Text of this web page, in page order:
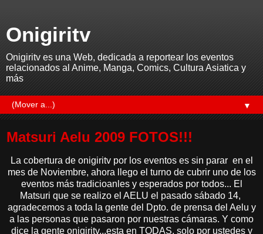
Onigiritv
Onigiritv es una Web, dedicada a reportear los eventos
relacionados al Anime, Manga, Comics, Cultura Asiatica y
más
▼
Matsuri Aelu 2009 FOTOS!!!
La cobertura de onigiritv por los eventos es sin parar en el
mes de Noviembre, ahora llego el turno de cubrir uno de los
eventos más tradicioanles y esperados por todos... El
Matsuri que se realizo el AELU el pasado sábado 14,
agradecemos a toda la gente del Dpto. de prensa del Aelu y
a las personas que pasaron por nuestras cámaras. Y como
dice la gente onigiritv...esta en TODAS, solo por ustedes y